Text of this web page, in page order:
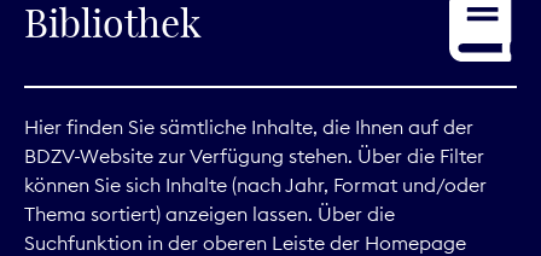
Service
Digitales
Kommunikation
Bibliothek
Hier finden Sie sämtliche Inhalte, die Ihnen auf der
BDZV-Website zur Verfügung stehen. Über die Filter
können Sie sich Inhalte (nach Jahr, Format und/oder
Thema sortiert) anzeigen lassen. Über die
Suchfunktion in der oberen Leiste der Homepage